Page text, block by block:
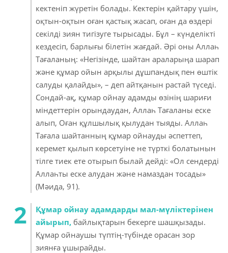
кектеніп жүретін болады. Кектерін қайтару үшін,
оқтын-оқтын оған қастық жасап, оған да өздері
секілді зиян тигізуге тырысады. Бұл – күнделікті
кездесіп, барлығы білетін жағдай. Әрі оны Аллаһ
Тағаланың: «Негізінде, шайтан араларыңа шарап
және құмар ойын арқылы дұшпандық пен өштік
салуды қалайды», – деп айтқанын растай түседі.
Сондай-ақ, құмар ойнау адамды өзінің шариғи
міндеттерін орындаудан, Аллаһ Тағаланы еске
алып, Оған құлшылық қылудан тыяды. Аллаһ
Тағала шайтанның құмар ойнауды әспеттеп,
керемет қылып көрсетуіне не түрткі болатынын
тілге тиек ете отырып былай дейді: «Ол сендерді
Аллаһты еске алудан және намаздан тосады»
(Мәида, 91).
Құмар ойнау адамдарды мал-мүліктерінен
айырып, байлықтарын бекерге шашқызады.
Құмар ойнаушы түптің-түбінде орасан зор
зиянға ұшырайды.